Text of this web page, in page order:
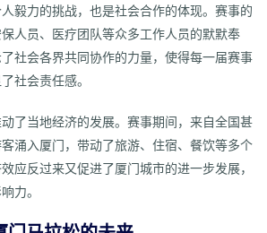
毅力的挑战，也是社会合作的体现。赛事的
人员、医疗团队等众多工作人员的默默奉
社会各界共同协作的力量，使得每一届赛事
社会责任感。
了当地经济的发展。赛事期间，来自全国甚
涌入厦门，带动了旅游、住宿、餐饮等多个
应反过来又促进了厦门城市的进一步发展，
力。